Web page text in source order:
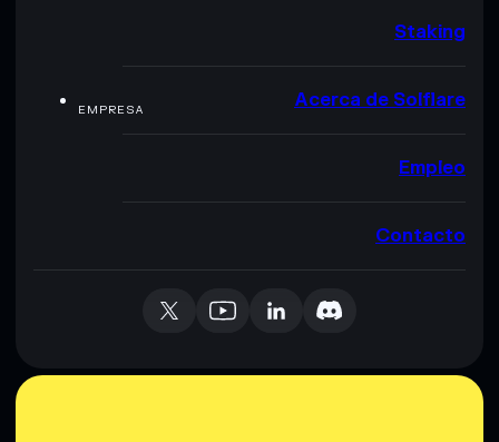
Staking
EMPRESA Acerca de Solflare
Empleo
Contacto